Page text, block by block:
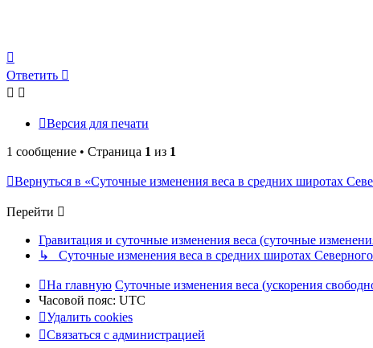
к
началу
Ответить
Версия для печати
1 сообщение • Страница 1 из 1
Вернуться в «Суточные изменения веса в средних широтах
Перейти
Гравитация и суточные изменения веса (суточные
↳ Суточные изменения веса в средних широтах
На главную Суточные изменения веса (ускорения
Часовой пояс: UTC
Удалить cookies
Связаться с администрацией